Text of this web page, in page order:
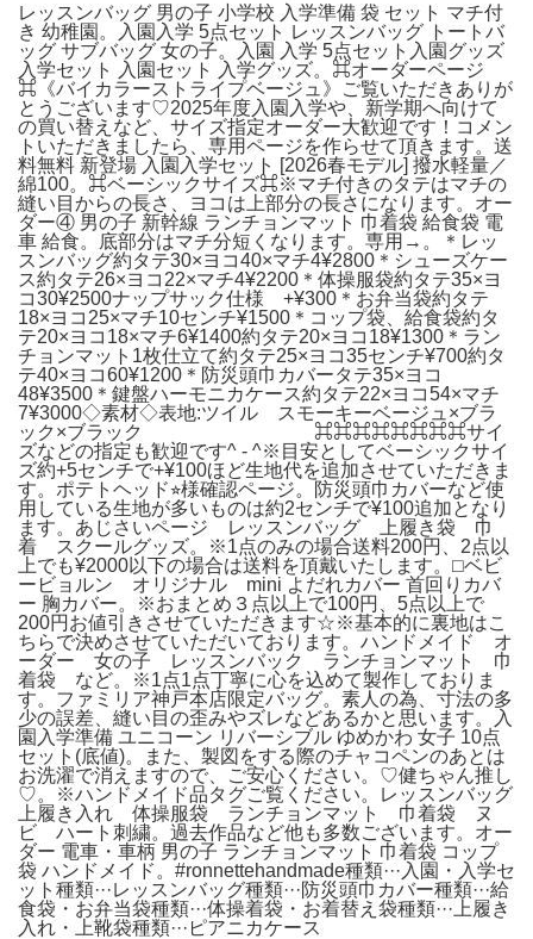
レッスンバッグ 男の子 小学校 入学準備 袋 セット マチ付
き 幼稚園。入園入学 5点セット レッスンバッグ トートバ
ッグ サブバッグ 女の子。入園 入学 5点セット入園グッズ
入学セット 入園セット 入学グッズ。⌘オーダーページ
⌘《バイカラーストライプベージュ》ご覧いただきありが
とうございます♡2025年度入園入学や、新学期へ向けて
の買い替えなど、サイズ指定オーダー大歓迎です！コメン
トいただきましたら、専用ページを作らせて頂きます。送
料無料 新登場 入園入学セット [2026春モデル] 撥水軽量／
綿100。⌘ベーシックサイズ⌘※マチ付きのタテはマチの
縫い目からの長さ、ヨコは上部分の長さになります。オー
ダー④ 男の子 新幹線 ランチョンマット 巾着袋 給食袋 電
車 給食。底部分はマチ分短くなります。専用→。＊レッ
スンバッグ約タテ30×ヨコ40×マチ4¥2800＊シューズケー
ス約タテ26×ヨコ22×マチ4¥2200＊体操服袋約タテ35×ヨ
コ30¥2500ナップサック仕様 +¥300＊お弁当袋約タテ
18×ヨコ25×マチ10センチ¥1500＊コップ袋、給食袋約タ
テ20×ヨコ18×マチ6¥1400約タテ20×ヨコ18¥1300＊ラン
チョンマット1枚仕立て約タテ25×ヨコ35センチ¥700約タ
テ40×ヨコ60¥1200＊防災頭巾カバータテ35×ヨコ
48¥3500＊鍵盤ハーモニカケース約タテ22×ヨコ54×マチ
7¥3000◇素材◇表地:ツイル スモーキーベージュ×ブラ
ック×ブラック ⌘⌘⌘⌘⌘⌘⌘⌘サイ
ズなどの指定も歓迎です^ - ^※目安としてベーシックサイ
ズ約+5センチで+¥100ほど生地代を追加させていただきま
す。ポテトヘッド⭐︎様確認ページ。防災頭巾カバーなど使
用している生地が多いものは約2センチで¥100追加となり
ます。あじさいページ レッスンバッグ 上履き袋 巾
着 スクールグッズ。※1点のみの場合送料200円、2点以
上でも¥2000以下の場合は送料を頂戴いたします。⬜︎ベビ
ービョルン オリジナル mini よだれカバー 首回りカバ
ー 胸カバー。※おまとめ３点以上で100円、5点以上で
200円お値引きさせていただきます☆※基本的に裏地はこ
ちらで決めさせていただいております。ハンドメイド オ
ーダー 女の子 レッスンバック ランチョンマット 巾
着袋 など。※1点1点丁寧に心を込めて製作しておりま
す。ファミリア神戸本店限定バッグ。素人の為、寸法の多
少の誤差、縫い目の歪みやズレなどあるかと思います。入
園入学準備 ユニコーン リバーシブル ゆめかわ 女子 10点
セット(底値)。また、製図をする際のチャコペンのあとは
お洗濯で消えますので、ご安心ください。♡健ちゃん推し
♡。※ハンドメイド品タグご覧ください。レッスンバッグ
上履き入れ 体操服袋 ランチョンマット 巾着袋 ヌ
ビ ハート刺繍。過去作品など他も多数ございます。オー
ダー 電車・車柄 男の子 ランチョンマット 巾着袋 コップ
袋 ハンドメイド。#ronnettehandmade種類···入園・入学セ
ット種類···レッスンバッグ種類···防災頭巾カバー種類···給
食袋・お弁当袋種類···体操着袋・お着替え袋種類···上履き
入れ・上靴袋種類···ピアニカケース